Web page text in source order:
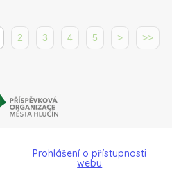
2 3 4 5 > >>
Prohlášení o přístupnosti
webu